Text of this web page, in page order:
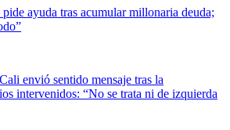
pide ayuda tras acumular millonaria deuda;
envió sentido mensaje tras la
intervenidos: “No se trata ni de izquierda